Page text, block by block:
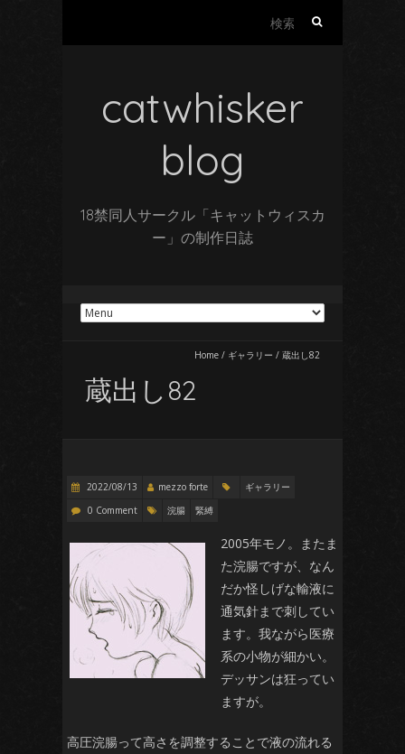
catwhisker
blog
18禁同人サークル「キャットウィスカ
ー」の制作日誌
Home / ギャラリー / 蔵出し82
蔵出し82
2022/08/13 mezzo forte
ギャラリー
0 Comment
浣腸 緊縛
2005年モノ。またま
た浣腸ですが、なん
だか怪しげな輸液に
通気針まで刺してい
ます。我ながら医療
系の小物が細かい。
デッサンは狂ってい
ますが。
高圧浣腸って高さを調整することで液の流れる